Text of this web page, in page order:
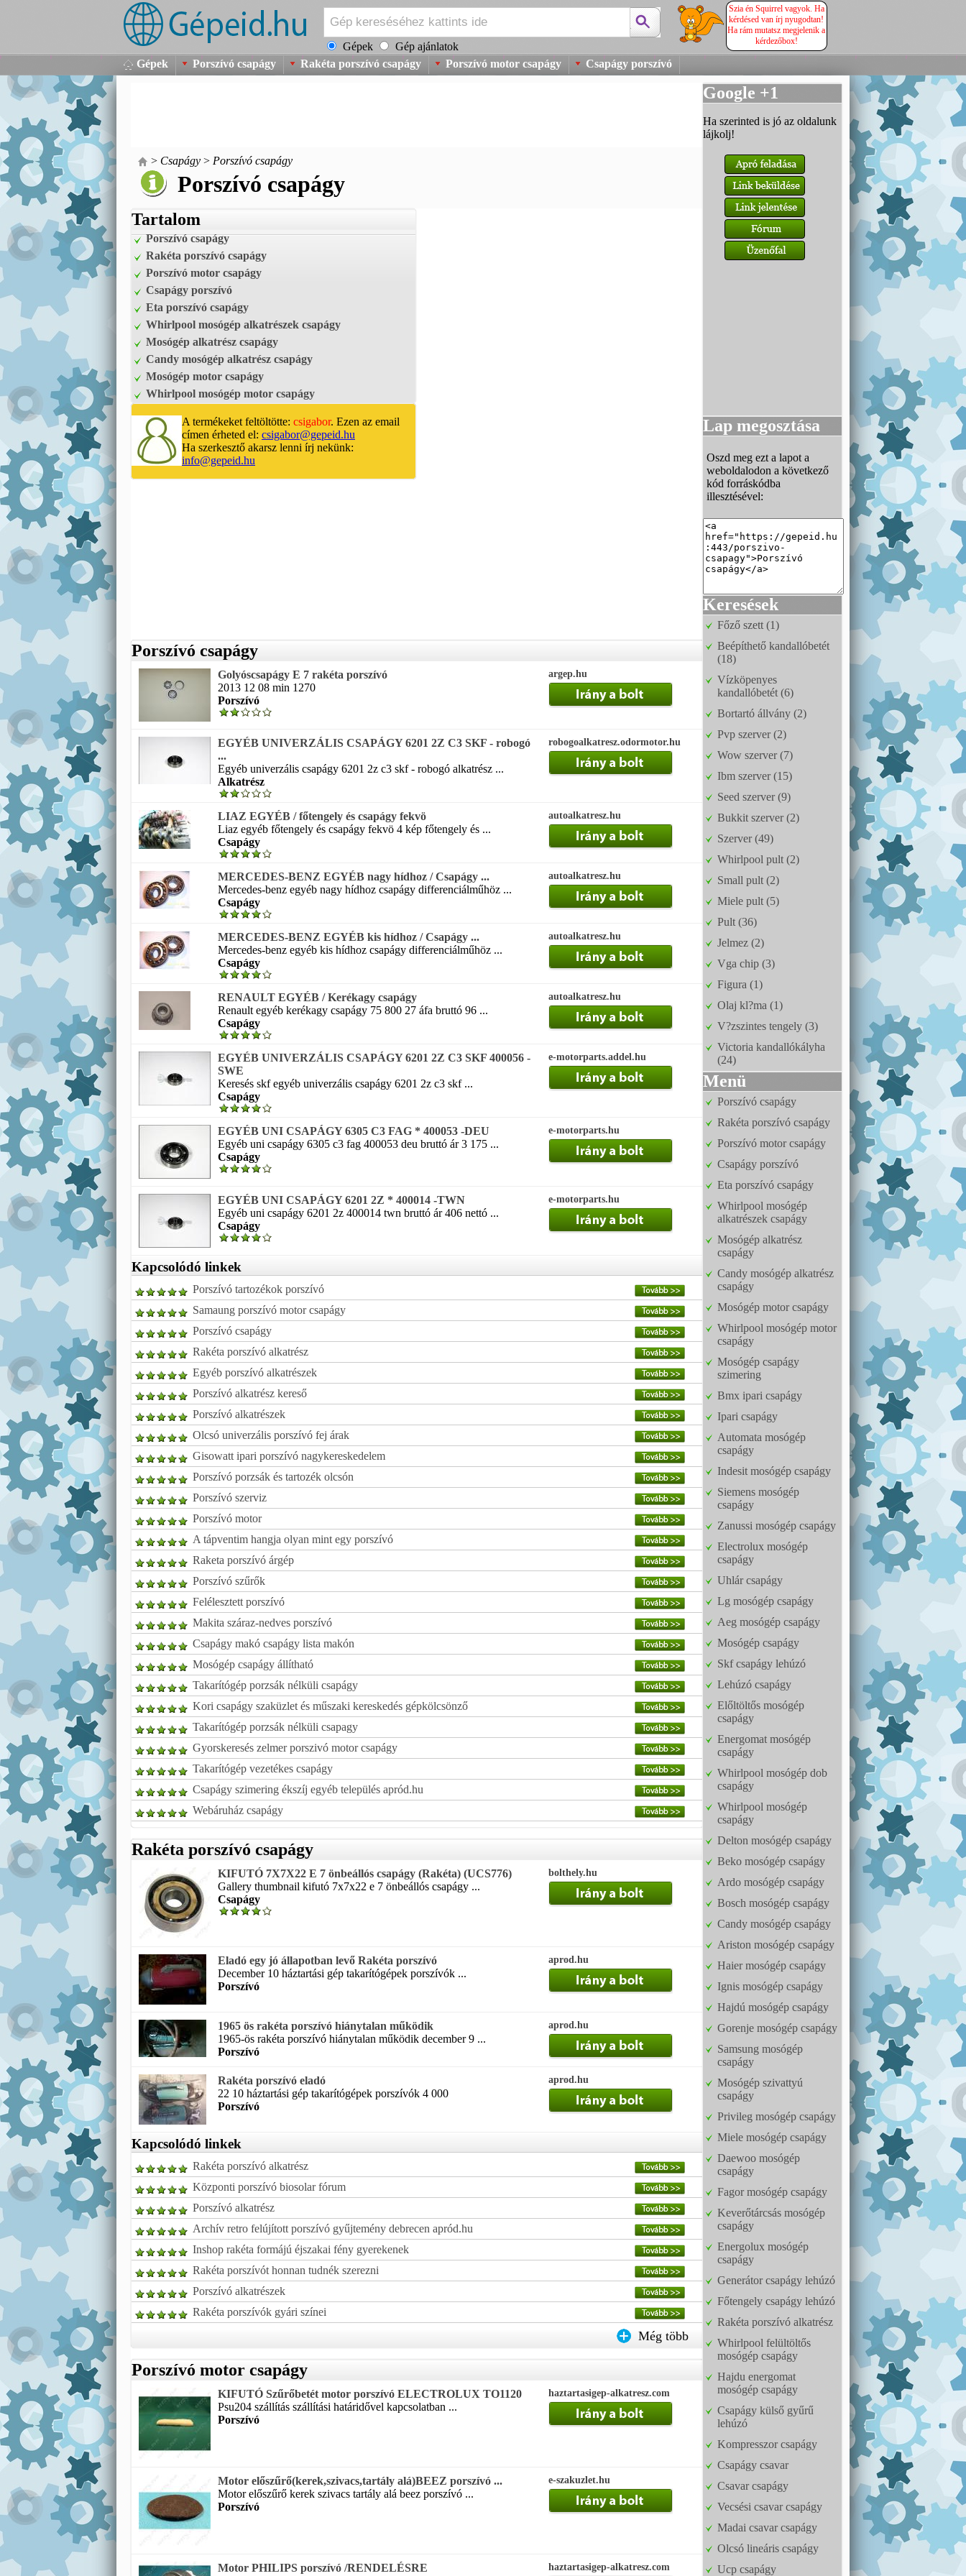
Gépek Gép ajánlatok
Szia én Squirrel vagyok. Ha
kérdésed van írj nyugodtan!
Ha rám mutatsz megjelenik a
kérdezőbox!
Gépek Porszívó csapágy Rakéta porszívó csapágy Porszívó motor csapágy Csapágy porszívó
> Csapágy > Porszívó csapágy
Porszívó csapágy
Tartalom
Porszívó csapágy
Rakéta porszívó csapágy
Porszívó motor csapágy
Csapágy porszívó
Eta porszívó csapágy
Whirlpool mosógép alkatrészek csapágy
Mosógép alkatrész csapágy
Candy mosógép alkatrész csapágy
Mosógép motor csapágy
Whirlpool mosógép motor csapágy
A termékeket feltöltötte: csigabor. Ezen az email
címen érheted el: csigabor@gepeid.hu
Ha szerkesztő akarsz lenni írj nekünk:
info@gepeid.hu
Porszívó csapágy
Golyóscsapágy E 7 rakéta porszívó
2013 12 08 min 1270
Porszívó
argep.hu
EGYÉB UNIVERZÁLIS CSAPÁGY 6201 2Z C3 SKF - robogó
...
Egyéb univerzális csapágy 6201 2z c3 skf - robogó alkatrész ...
Alkatrész
robogoalkatresz.odormotor.hu
LIAZ EGYÉB / főtengely és csapágy fekvö
Liaz egyéb főtengely és csapágy fekvö 4 kép főtengely és ...
Csapágy
autoalkatresz.hu
MERCEDES-BENZ EGYÉB nagy hídhoz / Csapágy ...
Mercedes-benz egyéb nagy hídhoz csapágy differenciálműhöz ...
Csapágy
autoalkatresz.hu
MERCEDES-BENZ EGYÉB kis hídhoz / Csapágy ...
Mercedes-benz egyéb kis hídhoz csapágy differenciálműhöz ...
Csapágy
autoalkatresz.hu
RENAULT EGYÉB / Kerékagy csapágy
Renault egyéb kerékagy csapágy 75 800 27 áfa bruttó 96 ...
Csapágy
autoalkatresz.hu
EGYÉB UNIVERZÁLIS CSAPÁGY 6201 2Z C3 SKF 400056 -
SWE
Keresés skf egyéb univerzális csapágy 6201 2z c3 skf ...
Csapágy
e-motorparts.addel.hu
EGYÉB UNI CSAPÁGY 6305 C3 FAG * 400053 -DEU
Egyéb uni csapágy 6305 c3 fag 400053 deu bruttó ár 3 175 ...
Csapágy
e-motorparts.hu
EGYÉB UNI CSAPÁGY 6201 2Z * 400014 -TWN
Egyéb uni csapágy 6201 2z 400014 twn bruttó ár 406 nettó ...
Csapágy
e-motorparts.hu
Kapcsolódó linkek
Porszívó tartozékok porszívó
Samaung porszívó motor csapágy
Porszívó csapágy
Rakéta porszívó alkatrész
Egyéb porszívó alkatrészek
Porszívó alkatrész kereső
Porszívó alkatrészek
Olcsó univerzális porszívó fej árak
Gisowatt ipari porszívó nagykereskedelem
Porszívó porzsák és tartozék olcsón
Porszívó szerviz
Porszívó motor
A tápventim hangja olyan mint egy porszívó
Raketa porszívó árgép
Porszívó szűrők
Felélesztett porszívó
Makita száraz-nedves porszívó
Csapágy makó csapágy lista makón
Mosógép csapágy állítható
Takarítógép porzsák nélküli csapágy
Kori csapágy szaküzlet és műszaki kereskedés gépkölcsönző
Takarítógép porzsák nélküli csapagy
Gyorskeresés zelmer porszivó motor csapágy
Takarítógép vezetékes csapágy
Csapágy szimering ékszíj egyéb település apród.hu
Webáruház csapágy
Rakéta porszívó csapágy
KIFUTÓ 7X7X22 E 7 önbeállós csapágy (Rakéta) (UCS776)
Gallery thumbnail kifutó 7x7x22 e 7 önbeállós csapágy ...
Csapágy
bolthely.hu
Eladó egy jó állapotban levő Rakéta porszívó
December 10 háztartási gép takarítógépek porszívók ...
Porszívó
aprod.hu
1965 ös rakéta porszívó hiánytalan működik
1965-ös rakéta porszívó hiánytalan működik december 9 ...
Porszívó
aprod.hu
Rakéta porszívó eladó
22 10 háztartási gép takarítógépek porszívók 4 000
Porszívó
aprod.hu
Kapcsolódó linkek
Rakéta porszívó alkatrész
Központi porszívó biosolar fórum
Porszívó alkatrész
Archív retro felújított porszívó gyűjtemény debrecen apród.hu
Inshop rakéta formájú éjszakai fény gyerekenek
Rakéta porszívót honnan tudnék szerezni
Porszívó alkatrészek
Rakéta porszívók gyári színei
Még több
Porszívó motor csapágy
KIFUTÓ Szűrőbetét motor porszívó ELECTROLUX TO1120
Psu204 szállítás szállítási határidővel kapcsolatban ...
Porszívó
haztartasigep-alkatresz.com
Motor előszűrő(kerek,szivacs,tartály alá)BEEZ porszívó ...
Motor előszűrő kerek szivacs tartály alá beez porszívó ...
Porszívó
e-szakuzlet.hu
Motor PHILIPS porszívó /RENDELÉSRE
haztartasigep-alkatresz.com
Google +1
Ha szerinted is jó az oldalunk
lájkolj!
Lap megosztása
Oszd meg ezt a lapot a
weboldalodon a következő
kód forráskódba
illesztésével:
Keresések
Főző szett (1)
Beépíthető kandallóbetét
(18)
Vízköpenyes
kandallóbetét (6)
Bortartó állvány (2)
Pvp szerver (2)
Wow szerver (7)
Ibm szerver (15)
Seed szerver (9)
Bukkit szerver (2)
Szerver (49)
Whirlpool pult (2)
Small pult (2)
Miele pult (5)
Pult (36)
Jelmez (2)
Vga chip (3)
Figura (1)
Olaj kl?ma (1)
V?zszintes tengely (3)
Victoria kandallókályha
(24)
Menü
Porszívó csapágy
Rakéta porszívó csapágy
Porszívó motor csapágy
Csapágy porszívó
Eta porszívó csapágy
Whirlpool mosógép
alkatrészek csapágy
Mosógép alkatrész
csapágy
Candy mosógép alkatrész
csapágy
Mosógép motor csapágy
Whirlpool mosógép motor
csapágy
Mosógép csapágy
szimering
Bmx ipari csapágy
Ipari csapágy
Automata mosógép
csapágy
Indesit mosógép csapágy
Siemens mosógép
csapágy
Zanussi mosógép csapágy
Electrolux mosógép
csapágy
Uhlár csapágy
Lg mosógép csapágy
Aeg mosógép csapágy
Mosógép csapágy
Skf csapágy lehúzó
Lehúzó csapágy
Előltöltős mosógép
csapágy
Energomat mosógép
csapágy
Whirlpool mosógép dob
csapágy
Whirlpool mosógép
csapágy
Delton mosógép csapágy
Beko mosógép csapágy
Ardo mosógép csapágy
Bosch mosógép csapágy
Candy mosógép csapágy
Ariston mosógép csapágy
Haier mosógép csapágy
Ignis mosógép csapágy
Hajdú mosógép csapágy
Gorenje mosógép csapágy
Samsung mosógép
csapágy
Mosógép szivattyú
csapágy
Privileg mosógép csapágy
Miele mosógép csapágy
Daewoo mosógép
csapágy
Fagor mosógép csapágy
Keverőtárcsás mosógép
csapágy
Energolux mosógép
csapágy
Generátor csapágy lehúzó
Főtengely csapágy lehúzó
Rakéta porszívó alkatrész
Whirlpool felültöltős
mosógép csapágy
Hajdu energomat
mosógép csapágy
Csapágy külső gyűrű
lehúzó
Kompresszor csapágy
Csapágy csavar
Csavar csapágy
Vecsési csavar csapágy
Madai csavar csapágy
Olcsó lineáris csapágy
Ucp csapágy